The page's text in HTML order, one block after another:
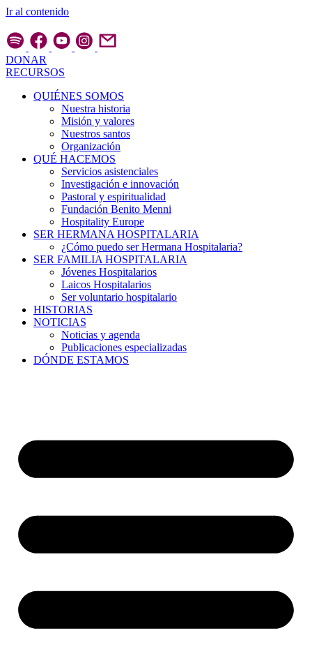
Ir al contenido
DONAR
RECURSOS
QUIÉNES SOMOS
Nuestra historia
Misión y valores
Nuestros santos
Organización
QUÉ HACEMOS
Servicios asistenciales
Investigación e innovación
Pastoral y espiritualidad
Fundación Benito Menni
Hospitality Europe
SER HERMANA HOSPITALARIA
¿Cómo puedo ser Hermana Hospitalaria?
SER FAMILIA HOSPITALARIA
Jóvenes Hospitalarios
Laicos Hospitalarios
Ser voluntario hospitalario
HISTORIAS
NOTICIAS
Noticias y agenda
Publicaciones especializadas
DÓNDE ESTAMOS